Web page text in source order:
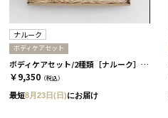
ナルーク
ボディケアセット
ボディケアセット/2種類［ナルーク］ ライケン
￥9,350 （税込）
最短8月23日(日)にお届け